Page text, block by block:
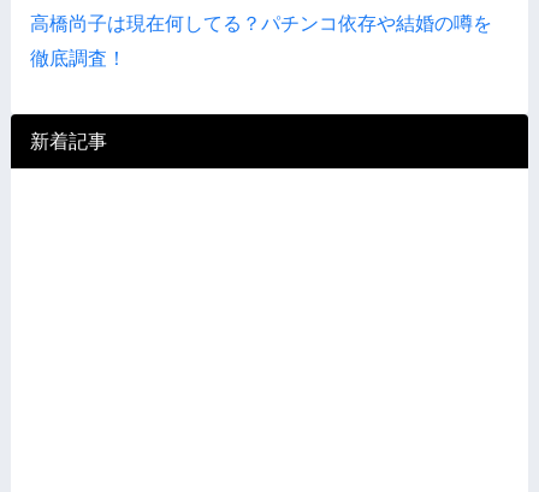
高橋尚子は現在何してる？パチンコ依存や結婚の噂を
徹底調査！
新着記事